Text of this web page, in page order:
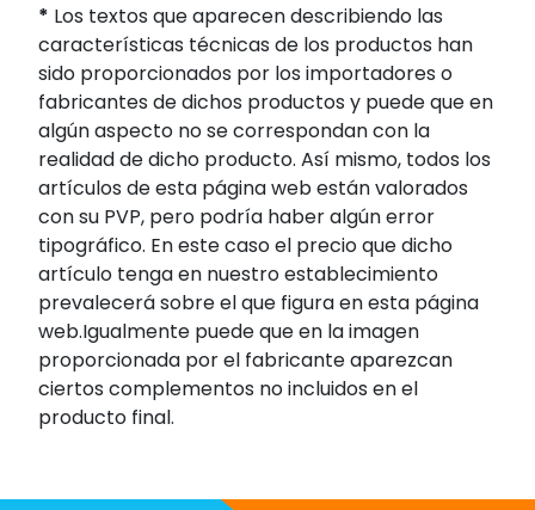
* Los textos que aparecen describiendo las
características técnicas de los productos han
sido proporcionados por los importadores o
fabricantes de dichos productos y puede que en
algún aspecto no se correspondan con la
realidad de dicho producto. Así mismo, todos los
artículos de esta página web están valorados
con su PVP, pero podría haber algún error
tipográfico. En este caso el precio que dicho
artículo tenga en nuestro establecimiento
prevalecerá sobre el que figura en esta página
web.Igualmente puede que en la imagen
proporcionada por el fabricante aparezcan
ciertos complementos no incluidos en el
producto final.